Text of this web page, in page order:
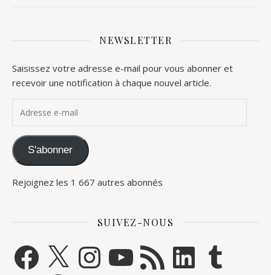
NEWSLETTER
Saisissez votre adresse e-mail pour vous abonner et
recevoir une notification à chaque nouvel article.
S'abonner
Rejoignez les 1 667 autres abonnés
SUIVEZ-NOUS
Facebook
X InstagramYouTubeFlux RSSLinkedIn Tumblr